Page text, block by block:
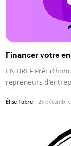
Financer votre
EN BREF Prêt
repreneurs
Élise Fabre 23